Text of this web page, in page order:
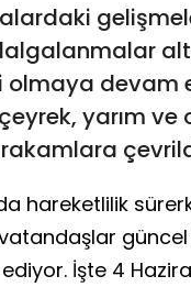
olmaya devam
yarım ve
hareketlilik
vatandaşlar
İşte 4